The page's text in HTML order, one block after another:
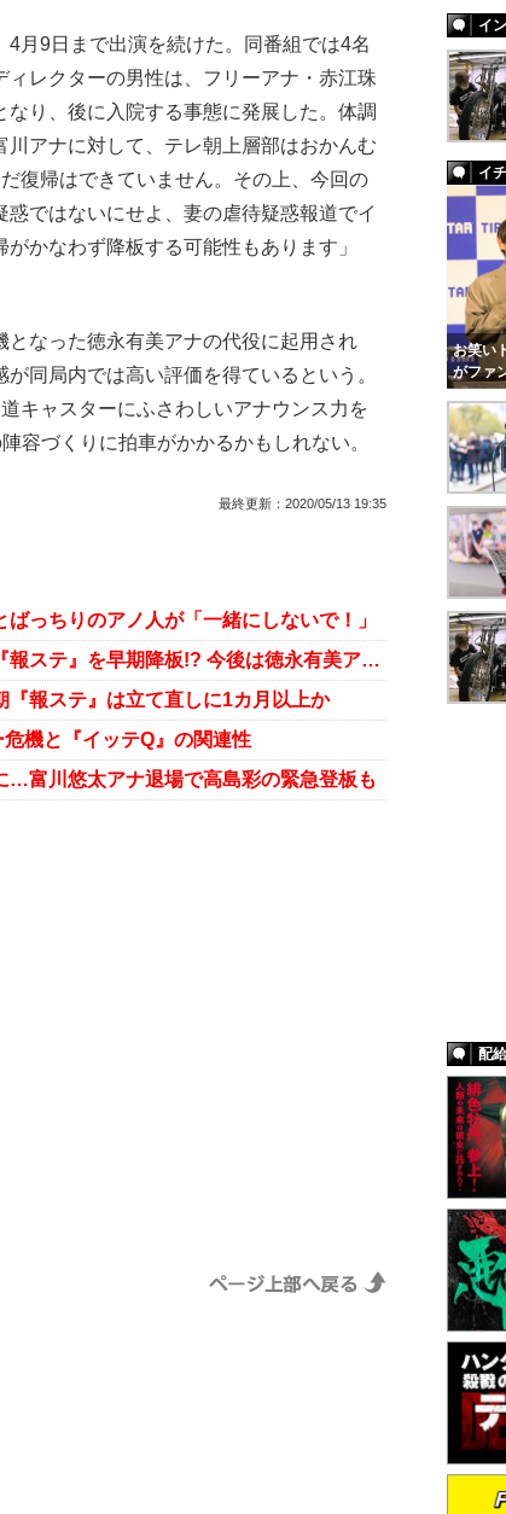
4月9日まで出演を続けた。同番組では4名
レクターの男性は、フリーアナ・赤江珠
り、後に入院する事態に発展した。体調
アナに対して、テレ朝上層部はおかんむ
復帰はできていません。その上、今回の
ではないにせよ、妻の虐待疑惑報道でイ
かなわず降板する可能性もあります」
なった徳永有美アナの代役に起用され
同局内では高い評価を得ているという。
キャスターにふさわしいアナウンス力を
容づくりに拍車がかかるかもしれない。
最終更新： 2020/05/13 19:35
っちりのアノ人が「一緒にしないで！」
コロナ感染のテレ朝・富川悠太アナは『報ステ』を早期降板!? 今後は徳永有美アナ中心のシフトに変更へ
報ステ』は立て直しに1カ月以上か
機と『イッテQ』の関連性
…富川悠太アナ退場で高島彩の緊急登板も
イ
イ
お笑い
がファ
配